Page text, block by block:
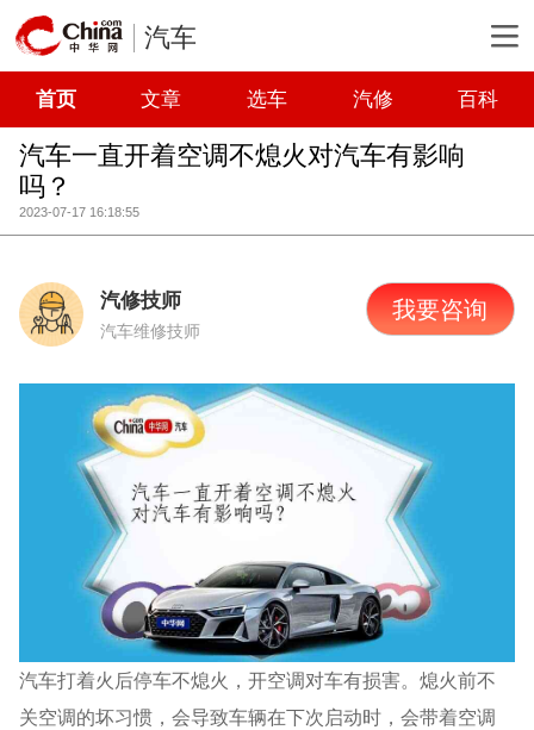
汽车
首页 文章 选车 汽修 百科
汽车一直开着空调不熄火对汽车有影响
吗？
2023-07-17 16:18:55
汽修技师
汽车维修技师
我要咨询
汽车打着火后停车不熄火，开空调对车有损害。熄火前不
关空调的坏习惯，会导致车辆在下次启动时，会带着空调